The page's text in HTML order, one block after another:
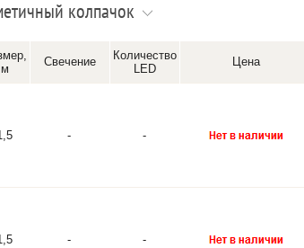
колпачок
м
Свечение
Количество
LED
Цена
- -
- -